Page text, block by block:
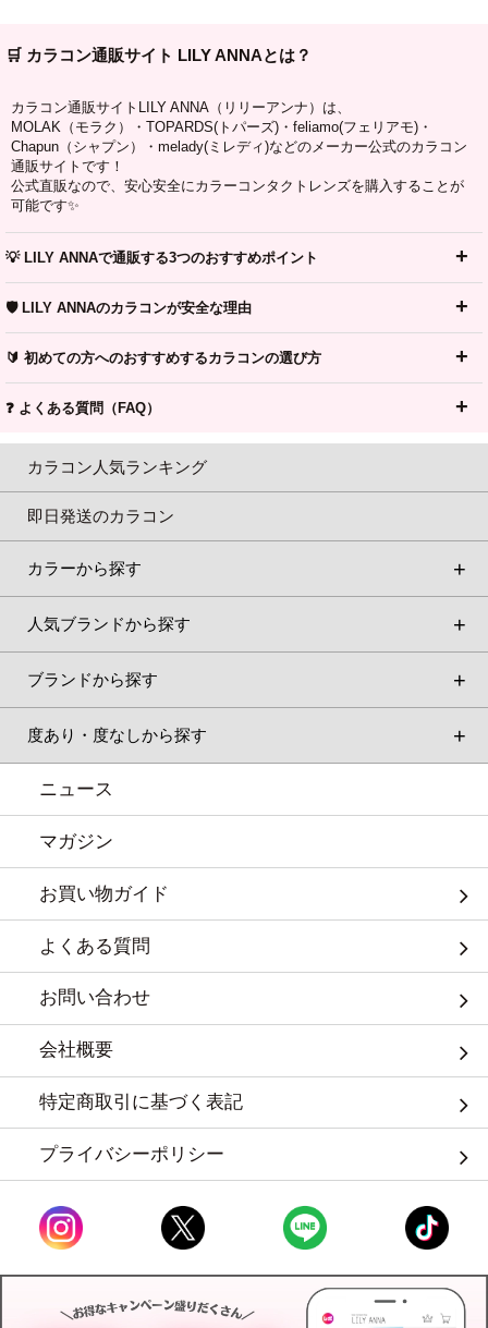
🛒 カラコン通販サイト LILY ANNAとは？
カラコン通販サイトLILY ANNA（リリーアンナ）は、
MOLAK（モラク）・TOPARDS(トパーズ)・feliamo(フェリアモ)・
Chapun（シャプン）・melady(ミレディ)などのメーカー公式のカラコン
通販サイトです！
公式直販なので、安心安全にカラーコンタクトレンズを購入することが
可能です✨
💡 LILY ANNAで通販する3つのおすすめポイント
🛡️ LILY ANNAのカラコンが安全な理由
🔰 初めての方へのおすすめするカラコンの選び方
❓ よくある質問（FAQ）
カラコン人気ランキング
即日発送のカラコン
カラーから探す
人気ブランドから探す
ブランドから探す
度あり・度なしから探す
ニュース
マガジン
お買い物ガイド
よくある質問
お問い合わせ
会社概要
特定商取引に基づく表記
プライバシーポリシー